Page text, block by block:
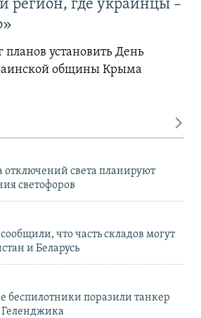
регион, где украинцы –
планов установить День
общины Крыма
отключений света планируют
светофоров
что часть складов могут
и Беларусь
беспилотники поразили танкер
Геленджика